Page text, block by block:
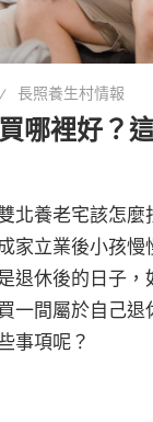
長照養生村情報
哪裡好？
北養老宅該怎麼
家立業後小孩慢
退休後的日子，
一間屬於自己退
事項呢？